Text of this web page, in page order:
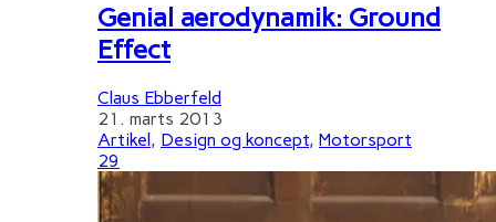
Genial aerodynamik: Ground
Effect
Claus Ebberfeld
21. marts 2013
Artikel, Design og koncept, Motorsport
29